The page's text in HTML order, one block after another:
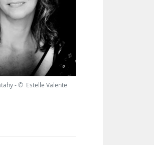
- © Estelle Valente